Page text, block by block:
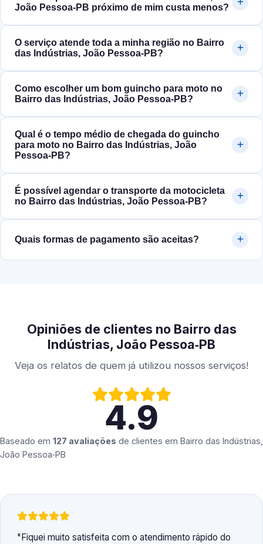
João Pessoa‑PB próximo de mim custa menos?
O serviço atende toda a minha região no Bairro
das Indústrias, João Pessoa‑PB?
Como escolher um bom guincho para moto no
Bairro das Indústrias, João Pessoa‑PB?
Qual é o tempo médio de chegada do guincho
para moto no Bairro das Indústrias, João
Pessoa‑PB?
É possível agendar o transporte da motocicleta
no Bairro das Indústrias, João Pessoa‑PB?
Quais formas de pagamento são aceitas?
Opiniões de clientes no Bairro das
Indústrias, João Pessoa‑PB
Veja os relatos de quem já utilizou nossos serviços!
4.9
Baseado em 127 avaliações de clientes em Bairro das Indústrias,
João Pessoa‑PB
Fiquei muito satisfeita com o atendimento rápido do